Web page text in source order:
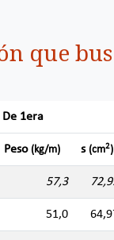
que
De 1era
Peso (kg/m) s (cm2)
57,3
51,0